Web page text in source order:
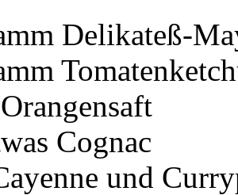
Delikateß-
Orangensaft
Cognac
und